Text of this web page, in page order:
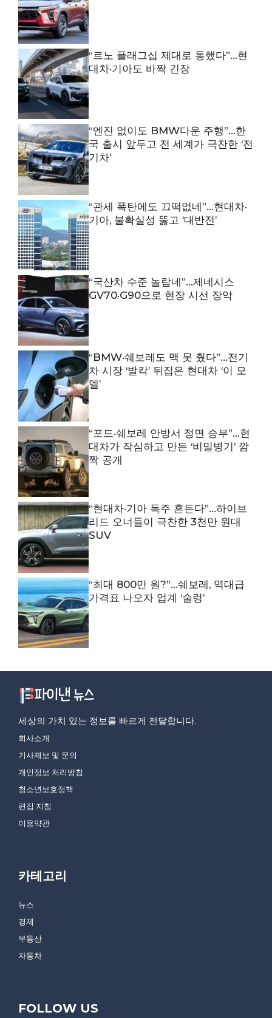
“르노 플래그십 제대로 통했다”…현
대차·기아도 바짝 긴장
“엔진 없이도 BMW다운 주행”…한
국 출시 앞두고 전 세계가 극찬한 ‘전
기차’
“관세 폭탄에도 끄떡없네”…현대차·
기아, 불확실성 뚫고 ‘대반전’
“국산차 수준 놀랍네”…제네시스
GV70·G90으로 현장 시선 장악
“BMW·쉐보레도 맥 못 췄다”…전기
차 시장 ‘발칵’ 뒤집은 현대차 ‘이 모
델’
“포드·쉐보레 안방서 정면 승부”…현
대차가 작심하고 만든 ‘비밀병기’ 깜
짝 공개
“현대차·기아 독주 흔든다”…하이브
리드 오너들이 극찬한 3천만 원대
SUV
“최대 800만 원?”…쉐보레, 역대급
가격표 나오자 업계 ‘술렁’
세상의 가치 있는 정보를 빠르게 전달합니다.
회사소개
기사제보 및 문의
개인정보 처리방침
청소년보호정책
편집 지침
이용약관
카테고리
뉴스
경제
부동산
자동차
FOLLOW US